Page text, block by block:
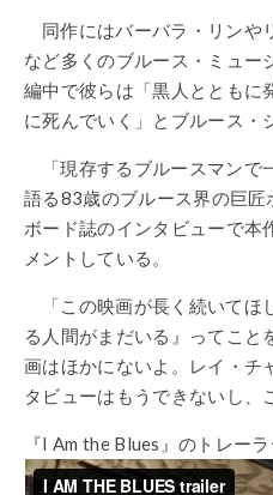
同作にはバーバラ・リンや
など多くのブルース・ミュー
編中で彼らは「黒人とともに
に死んでいく」とブルース・
「現存するブルースマン
語る83歳のブルース界の巨
ボード誌のインタビューで本
メントしている。
「この映画が長く続いて
る人間がまだいる』ってこと
画はほかにないよ。レイ・チ
タビューはもうできないし、
『I Am the Blues』のトレー